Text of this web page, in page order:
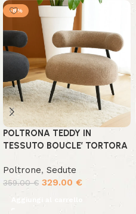
-8%
POLTRONA TEDDY IN
TESSUTO BOUCLE’ TORTORA
Poltrone, Sedute
359.00€ 329.00 €
Aggiungi al carrello